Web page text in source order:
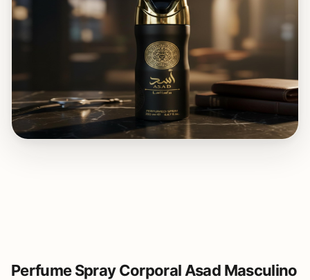
Perfume Spray Corporal Asad Masculino